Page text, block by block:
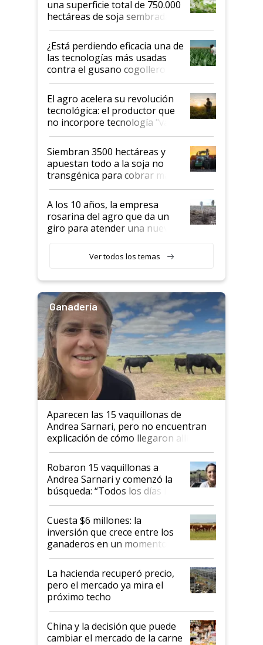
una superficie total de 750.000
hectáreas de soja sembradas
con una nueva generación de
variedades que marcan un
salto tecnológico en genética y
rendimiento
¿Está perdiendo eficacia una de
las tecnologías más usadas
contra el gusano cogollero? El
desafío de una tecnología clave
El agro acelera su revolución
tecnológica: el productor que
no incorpore tecnología "va a
perder el tren"
Siembran 3500 hectáreas y
apuestan todo a la soja no
transgénica para cobrar más
por tonelada: compraron un
semillero
A los 10 años, la empresa
rosarina del agro que da un
giro para atender una nueva
Ver todos los temas
Ganadería
Aparecen las 15 vaquillonas de
Andrea Sarnari, pero no encuentran
explicación de cómo llegaron allí
Robaron 15 vaquillonas a
Andrea Sarnari y comenzó la
búsqueda: “Todos los días le
toca a algún productor”
Cuesta $6 millones: la
inversión que crece entre los
ganaderos en un momento
histórico para la actividad
La hacienda recuperó precio,
pero el mercado ya mira el
próximo techo
China y la decisión que puede
cambiar el mercado de la carne